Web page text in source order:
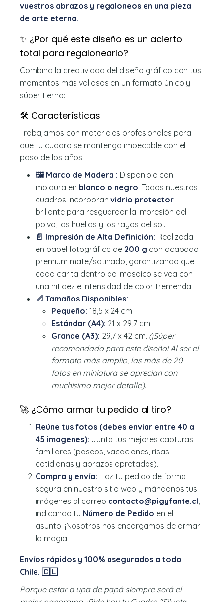
vuestros abrazos y regaloneos en una pieza
de arte eterna.
✨ ¿Por qué este diseño es un acierto
total para regalonearlo?
Combina la creatividad del diseño gráfico con tus
momentos más valiosos en un formato único y
súper tierno:
🛠️ Características
Trabajamos con materiales profesionales para
que tu cuadro se mantenga impecable con el
paso de los años:
🖼️ Marco de Madera : Disponible con
moldura en blanco o negro. Todos nuestros
cuadros incorporan vidrio protector
brillante para resguardar la impresión del
polvo, las huellas y los rayos del sol.
📄 Impresión de Alta Definición: Realizada
en papel fotográfico de 200 g con acabado
premium mate/satinado, garantizando que
cada carita dentro del mosaico se vea con
una nitidez e intensidad de color tremenda.
📐 Tamaños Disponibles:
Pequeño: 18,5 x 24 cm.
Estándar (A4): 21 x 29,7 cm.
Grande (A3): 29,7 x 42 cm. (¡Súper
recomendado para este diseño! Al ser el
formato más amplio, las más de 20
fotos en miniatura se aprecian con
muchísimo mejor detalle).
🚀 ¿Cómo armar tu pedido al tiro?
Reúne tus fotos (debes enviar entre 40 a
45 imagenes): Junta tus mejores capturas
familiares (paseos, vacaciones, risas
cotidianas y abrazos apretados).
Compra y envía: Haz tu pedido de forma
segura en nuestro sitio web y mándanos tus
imágenes al correo contacto@pigyfante.cl,
indicando tu Número de Pedido en el
asunto. ¡Nosotros nos encargamos de armar
la magia!
Envíos rápidos y 100% asegurados a todo
Chile. 🇨🇱
Porque estar a upa de papá siempre será el